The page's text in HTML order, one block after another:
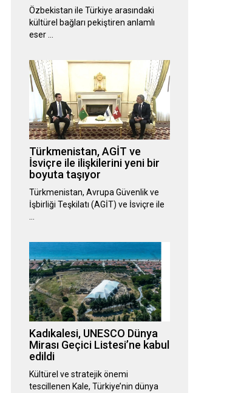
Özbekistan ile Türkiye arasındaki
kültürel bağları pekiştiren anlamlı
eser …
Türkmenistan, AGİT ve
İsviçre ile ilişkilerini yeni bir
boyuta taşıyor
Türkmenistan, Avrupa Güvenlik ve
İşbirliği Teşkilatı (AGİT) ve İsviçre ile
Kadıkalesi, UNESCO Dünya
Mirası Geçici Listesi’ne kabul
edildi
Kültürel ve stratejik önemi
tescillenen Kale, Türkiye’nin dünya